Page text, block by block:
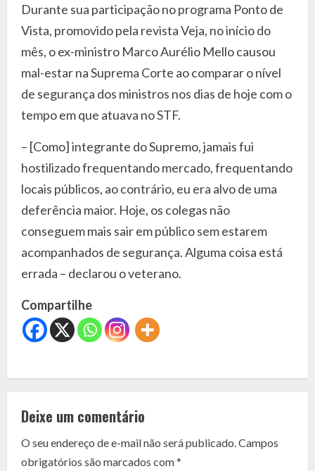
Durante sua participação no programa Ponto de
Vista, promovido pela revista Veja, no início do
mês, o ex-ministro Marco Aurélio Mello causou
mal-estar na Suprema Corte ao comparar o nível
de segurança dos ministros nos dias de hoje com o
tempo em que atuava no STF.
– [Como] integrante do Supremo, jamais fui
hostilizado frequentando mercado, frequentando
locais públicos, ao contrário, eu era alvo de uma
deferência maior. Hoje, os colegas não
conseguem mais sair em público sem estarem
acompanhados de segurança. Alguma coisa está
errada – declarou o veterano.
Compartilhe
C
n
t
Deixe um comentário
O seu endereço de e-mail não será publicado.Campos
obrigatórios são marcados com*